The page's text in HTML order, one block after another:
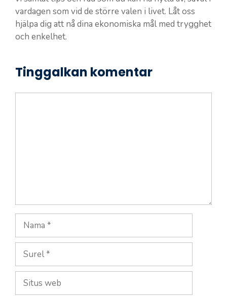
vardagen som vid de större valen i livet. Låt oss
hjälpa dig att nå dina ekonomiska mål med trygghet
och enkelhet.
Tinggalkan komentar
Nama
Surel
Situs
web